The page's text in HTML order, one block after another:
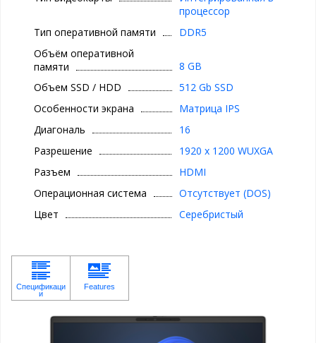
процессор
Тип оперативной памяти
DDR5
Объём оперативной
памяти
8 GB
Объем SSD / HDD
512 Gb SSD
Особенности экрана
Матрица IPS
Диагональ
16
Разрешение
1920 x 1200 WUXGA
Разъем
HDMI
Операционная система
Отсутствует (DOS)
Цвет
Серебристый